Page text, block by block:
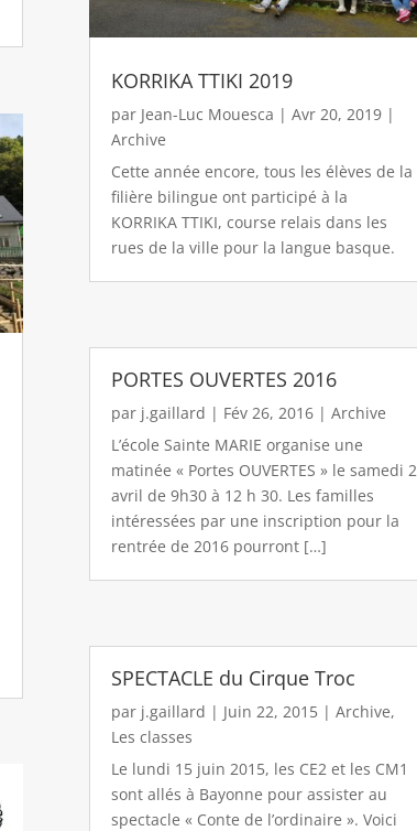
KORRIKA TTIKI 2019
par Jean-Luc Mouesca | Avr 20, 2019|
Archive
Cette année encore, tous les élèves de la
filière bilingue ont participé à la
KORRIKA TTIKI, course relais dans les
rues de la ville pour la langue basque.
PORTES OUVERTES 2016
par j.gaillard | Fév 26, 2016| Archive
L’école Sainte MARIE organise une
matinée « Portes OUVERTES » le samedi 2
avril de 9h30 à 12 h 30. Les familles
intéressées par une inscription pour la
rentrée de 2016 pourront […]
SPECTACLE du Cirque Troc
par j.gaillard | Juin 22, 2015| Archive,
Les classes
Le lundi 15 juin 2015, les CE2 et les CM1
sont allés à Bayonne pour assister au
spectacle « Conte de l’ordinaire ». Voici